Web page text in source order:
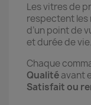
Les vitres de
respectent les
d’un point de
et durée de vie.
Chaque
Qualitéavant
Satisfait ou